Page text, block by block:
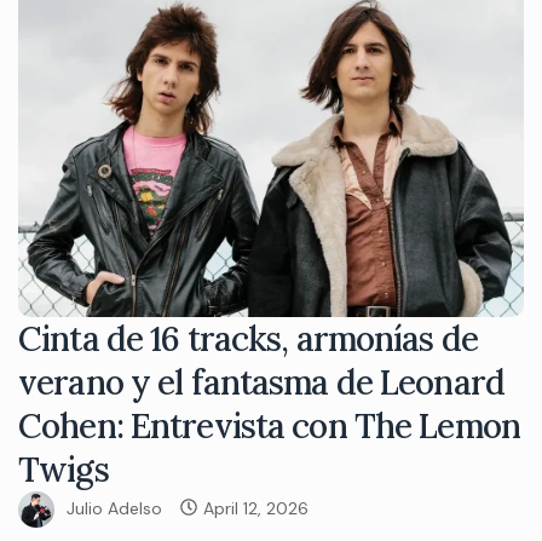
Cinta de 16 tracks, armonías de
verano y el fantasma de Leonard
Cohen: Entrevista con The Lemon
Twigs
Julio Adelso April 12, 2026